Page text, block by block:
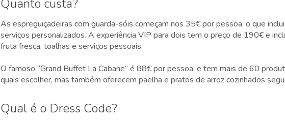
Quanto custa?
As espreguiçadeiras com guarda-sóis começam nos 35€ por pessoa, o que
serviços personalizados. A experiência VIP para dois tem o preço de 190€ e
fruta fresca, toalhas e serviços pessoais.
O famoso “Grand Buffet La Cabane” é 88€ por pessoa, e tem mais de 60
quais escolher, mas também oferecem paelha e pratos de arroz cozinhados
Qual é o Dress Code?